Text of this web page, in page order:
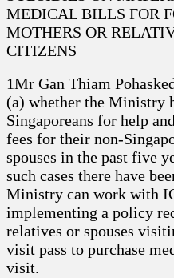
MEDICAL BILLS FOR
MOTHERS OR
CITIZENS
1Mr Gan Thiam
(a) whether the Ministry
Singaporeans for help
fees for their non-
spouses in the past five
such cases there have
Ministry can work with
implementing a policy
relatives or spouses
visit pass to purchase
visit.